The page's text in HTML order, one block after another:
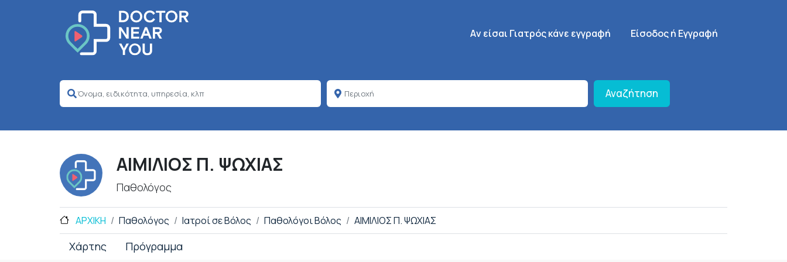
Κεντρική πλοήγηση
Aν είσαι Γιατρός κάνε εγγραφή SignUp Menu
Είσοδος ή Εγγραφή
Αναζήτηση
ΑΙΜΙΛΙΟΣ Π. ΨΩΧΙΑΣ
Παθολόγος
ΑΡΧΙΚΗ Παθολόγος Ιατροί σε Βόλος Παθολόγοι Βόλος ΑΙΜΙΛΙΟΣ Π. ΨΩΧΙΑΣ
Χάρτης Πρόγραμμα